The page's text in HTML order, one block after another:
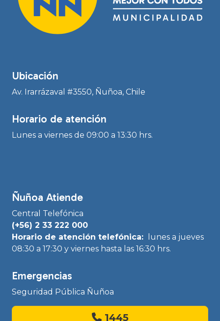
Ubicación
Av. Irarrázaval #3550, Ñuñoa, Chile
Horario de atención
Lunes a viernes de 09:00 a 13:30 hrs.
Ñuñoa Atiende
Central Telefónica
(+56) 2 33 222 000
Horario de atención telefónica:
lunes a jueves
08:30 a 17:30 y viernes hasta las 16:30 hrs.
Emergencias
Seguridad Pública Ñuñoa
1445